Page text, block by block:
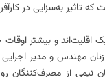
تاثیر به‌سزایی در
اقلیت‌اند و بیشتر
مهندس و مدیر
نیمی از